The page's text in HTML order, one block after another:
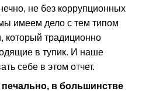
не без коррупционных
имеем дело с тем типом
который традиционно
в тупик. И наше
себе в этом отчет.
в большинстве